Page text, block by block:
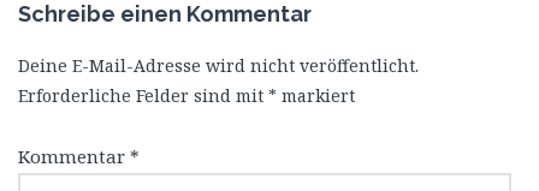
Schreibe einen Kommentar
Deine E-Mail-Adresse wird nicht veröffentlicht.
Erforderliche Felder sind mit * markiert
Kommentar *